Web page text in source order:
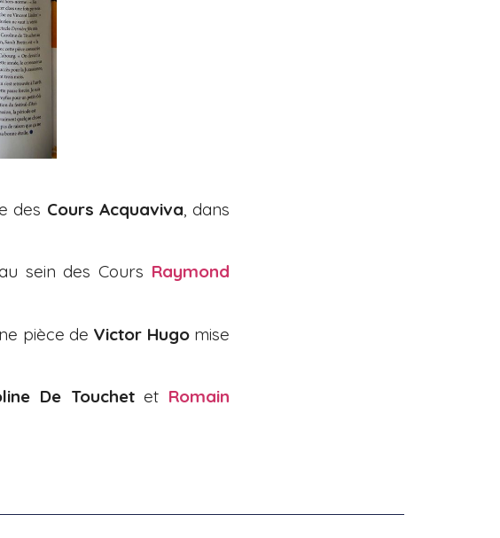
des Cours Acquaviva , dans
sein des Cours Raymond
pièce de Victor Hugomise
De Touchetet Romain